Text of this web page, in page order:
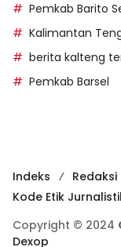
Pemkab Barito
Kalimantan
berita kalteng
Pemkab Barsel
Indeks Redaksi
Kode Etik
Copyright © 2024
Dexop